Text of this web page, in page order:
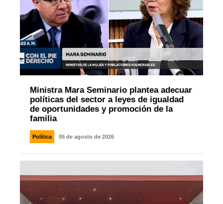
Ministra Mara Seminario plantea adecuar
políticas del sector a leyes de igualdad
de oportunidades y promoción de la
familia
Política 05 de agosto de 2026